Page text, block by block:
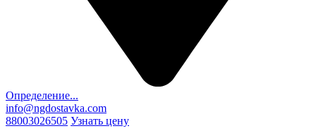
Определение...
info@ngdostavka.com
88003026505 Узнать цену